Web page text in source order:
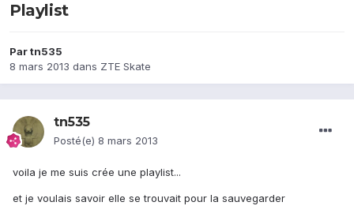
Playlist
Partn535
8 mars 2013 dans ZTE Skate
tn535
Posté(e) 8 mars 2013
voila je me suis crée une playlist...
et je voulais savoir elle se trouvait pour la sauvegarder